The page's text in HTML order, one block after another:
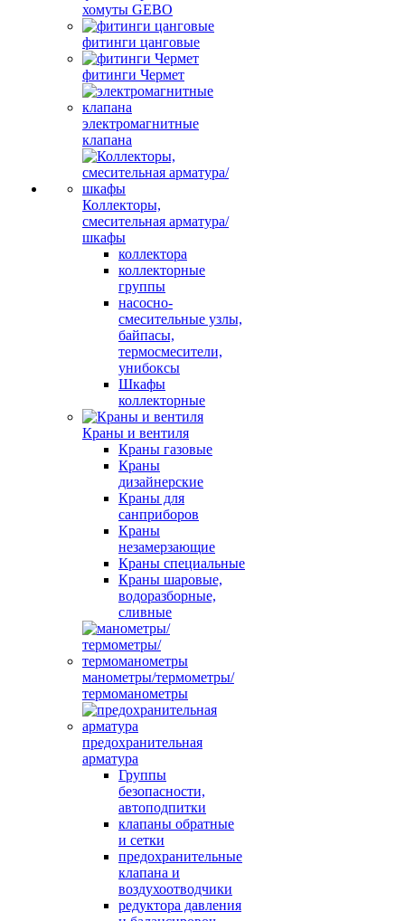
хомуты GEBO
фитинги цанговые
фитинги Чермет
электромагнитные
клапана
Коллекторы,
смесительная арматура/
шкафы
коллектора
коллекторные
группы
насосно-
смесительные узлы,
байпасы,
термосмесители,
унибоксы
Шкафы
коллекторные
Краны и вентиля
Краны газовые
Краны
дизайнерские
Краны для
санприборов
Краны
незамерзающие
Краны специальные
Краны шаровые,
водоразборные,
сливные
манометры/термометры/
термоманометры
предохранительная
арматура
Группы
безопасности,
автоподпитки
клапаны обратные
и сетки
предохранительные
клапана и
воздухоотводчики
редуктора давления